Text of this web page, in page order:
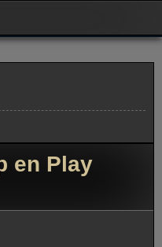
en Play